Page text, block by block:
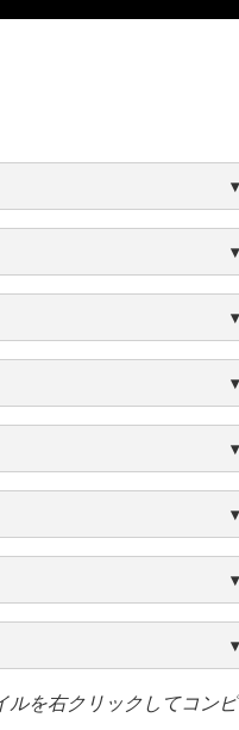
を右クリックしてコンピ